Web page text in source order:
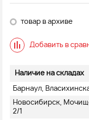
товар в архиве
Добавить в
Наличие на складах
Барнаул,
Новосибирск,
2/1